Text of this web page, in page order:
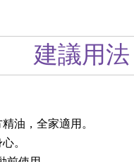
建議用法
油，全家適用。
。